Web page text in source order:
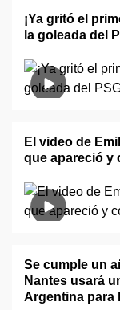
¡Ya gritó el
la goleada del
El video de
que apareció y
Se cumple un
Nantes usará
Argentina para